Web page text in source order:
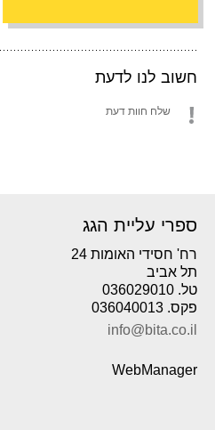
חשוב לנו לדעת
שלח חוות דעת
ספרי עליית הגג
רח' חסידי האומות 24
תל אביב
טל. 036029010
פקס. 036040013
info@bita.co.il
WebManager